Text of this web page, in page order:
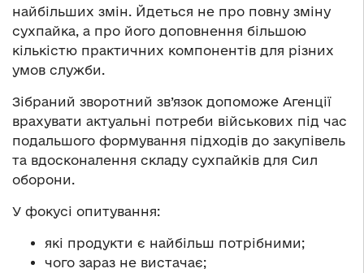
найбільших змін. Йдеться не про повну зміну
сухпайка, а про його доповнення більшою
кількістю практичних компонентів для різних
умов служби.
Зібраний зворотний зв’язок допоможе Агенції
врахувати актуальні потреби військових під час
подальшого формування підходів до закупівель
та вдосконалення складу сухпайків для Сил
оборони.
У фокусі опитування:
які продукти є найбільш потрібними;
чого зараз не вистачає;